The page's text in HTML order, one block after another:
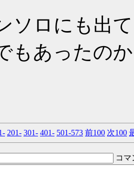
ソロにも出
もあったの
201- 301- 401- 501-573 前100 次100
コ